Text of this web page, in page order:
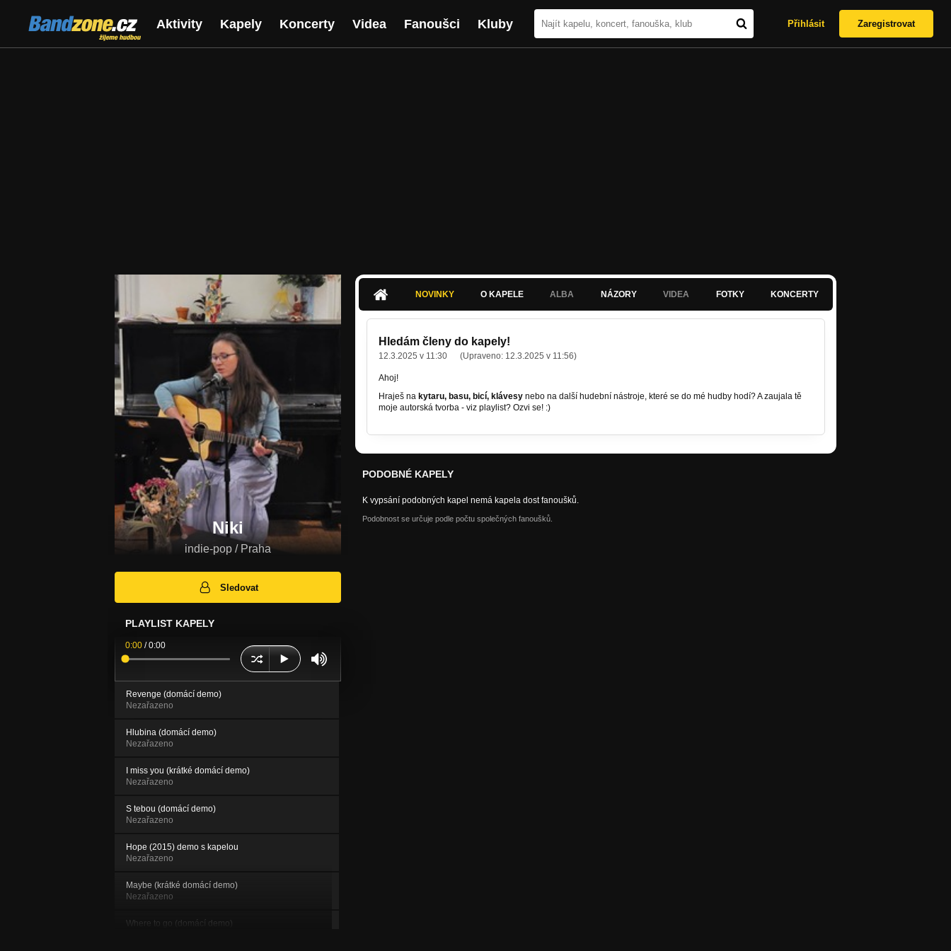
Bandzone.cz
žijeme hudbou
Aktivity Kapely Koncerty Videa Fanoušci Kluby Přihlásit Zaregistrovat
Niki
indie-pop / Praha
Sledovat
PLAYLIST KAPELY
0:00 /0:00
Revenge (domácí demo)
Nezařazeno
Hlubina (domácí demo)
Nezařazeno
I miss you (krátké domácí demo)
Nezařazeno
S tebou (domácí demo)
Nezařazeno
Hope (2015) demo s kapelou
Nezařazeno
Maybe (krátké domácí demo)
Nezařazeno
Where to go (domácí demo)
NOVINKY O KAPELE ALBA NÁZORY VIDEA FOTKY KONCERTY
Hledám členy do kapely!
12.3.2025 v 11:30 (Upraveno: 12.3.2025 v 11:56)
Ahoj!
Hraješ na kytaru, basu, bicí, klávesy nebo na další hudební nástroje, které se do mé hudby hodí? A zaujala tě
moje autorská tvorba - viz playlist? Ozvi se! :)
PODOBNÉ KAPELY
K vypsání podobných kapel nemá kapela dost fanoušků.
Podobnost se určuje podle počtu společných fanoušků.